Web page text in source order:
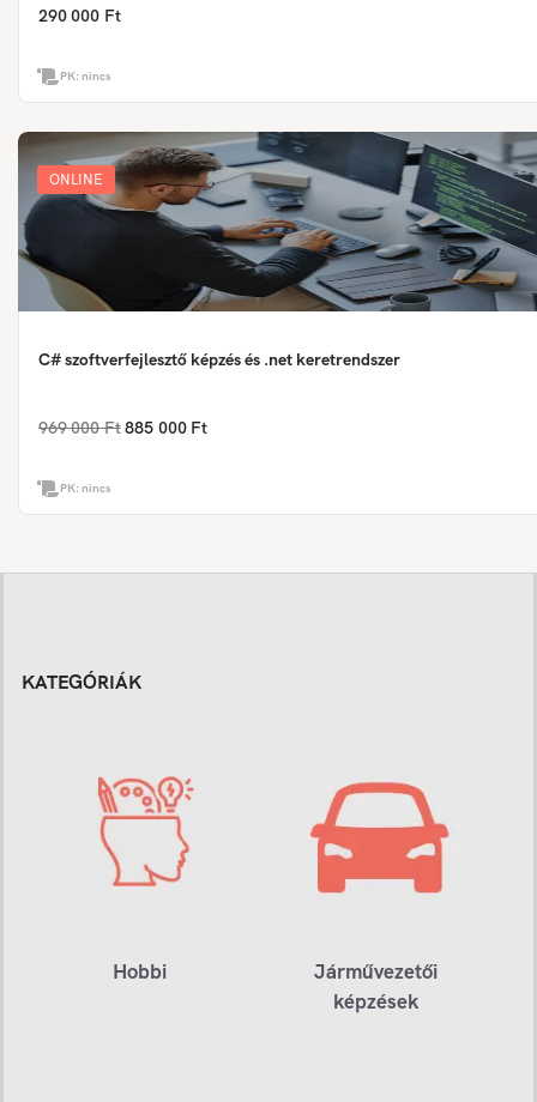
290 000 Ft
PK:nincs
ONLINE
C# szoftverfejlesztő képzés és .net keretrendszer
969 000 Ft 885 000 Ft
PK:nincs
KATEGÓRIÁK
Hobbi
Járművezetői
képzések